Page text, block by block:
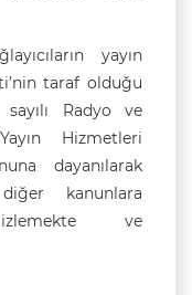
yayın
taraf olduğu
sayılı Radyo ve
Hizmetleri
dayanılarak
kanunlara
ve